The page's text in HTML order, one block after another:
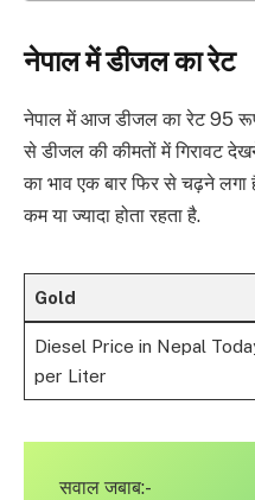
नेपाल में डीजल का रेट
नेपाल में आज डीजल का रेट 95
से डीजल की कीमतों में गिरावट
का भाव एक बार फिर से चढ़ने लगा
कम या ज्यादा होता रहता है.
Gold
Diesel Price in Nepal
per Liter
सवाल जबाब:-